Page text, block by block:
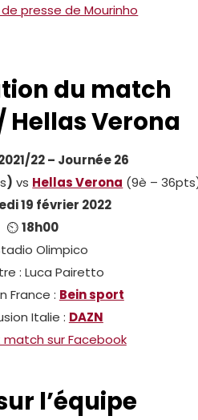
presse de Mourinho
du match
Hellas Verona
22 – Journée 26
) vs Hellas Verona (9è –
19 février 2022
⏲18h00
Olimpico
: Luca Pairetto
France : Bein sport
Italie : DAZN
match sur Facebook
l’équipe